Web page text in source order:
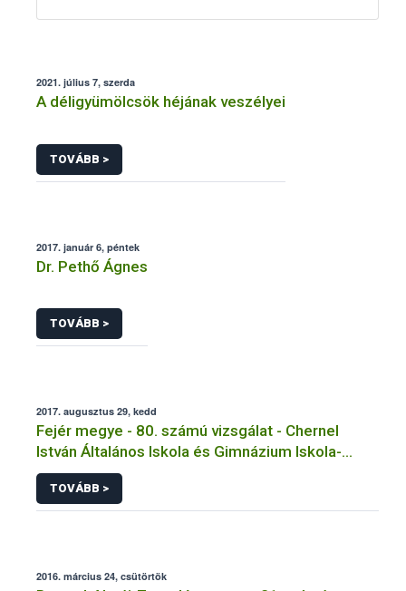
2021. július 7, szerda
A déligyümölcsök héjának veszélyei
TOVÁBB >
2017. január 6, péntek
Dr. Pethő Ágnes
TOVÁBB >
2017. augusztus 29, kedd
Fejér megye - 80. számú vizsgálat - Chernel
István Általános Iskola és Gimnázium Iskola-
Főzőkonyha
TOVÁBB >
2016. március 24, csütörtök